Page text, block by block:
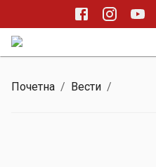
Почетна / Вести /